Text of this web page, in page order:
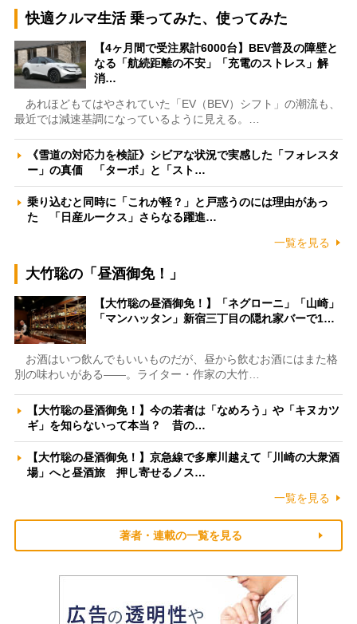
快適クルマ生活 乗ってみた、使ってみた
【4ヶ月間で受注累計6000台】BEV普及の障壁と
なる「航続距離の不安」「充電のストレス」解
消…
あれほどもてはやされていた「EV（BEV）シフト」の潮流も、
最近では減速基調になっているように見える。…
《雪道の対応力を検証》シビアな状況で実感した「フォレスタ
ー」の真価 「ターボ」と「スト…
乗り込むと同時に「これが軽？」と戸惑うのには理由があっ
た 「日産ルークス」さらなる躍進…
一覧を見る
大竹聡の「昼酒御免！」
【大竹聡の昼酒御免！】「ネグローニ」「山崎」
「マンハッタン」新宿三丁目の隠れ家バーで1…
お酒はいつ飲んでもいいものだが、昼から飲むお酒にはまた格
別の味わいがある――。ライター・作家の大竹…
【大竹聡の昼酒御免！】今の若者は「なめろう」や「キヌカツ
ギ」を知らないって本当？ 昔の…
【大竹聡の昼酒御免！】京急線で多摩川越えて「川崎の大衆酒
場」へと昼酒旅 押し寄せるノス…
一覧を見る
著者・連載の一覧を見る